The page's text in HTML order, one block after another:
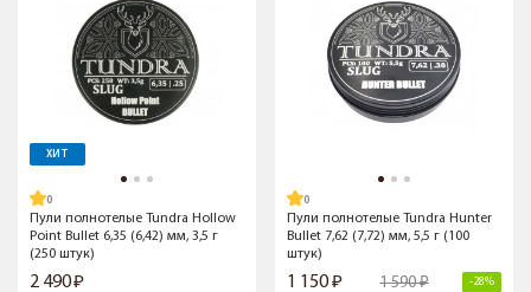
ХИТ
Пули полнотелые Tundra Hollow
Point Bullet 6,35 (6,42) мм, 3,5 г
(250 штук)
2 490
Пули полнотелые Tundra Hunter
Bullet 7,62 (7,72) мм, 5,5 г (100
штук)
1 150 1 590 -28%